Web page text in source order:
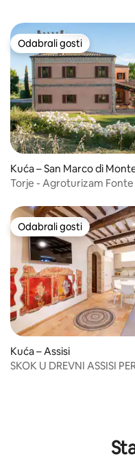
ocjena: 5/5, recenzija: 13
Odabrali gosti
Odabrali gosti
Kuća – San Marco di
co
Torje - Agroturizam Fonte
4,9/5, recenzija: 20
Odabrali gosti
Odabrali gosti
Kuća – Assisi
SKOK U DREVNI ASSISI